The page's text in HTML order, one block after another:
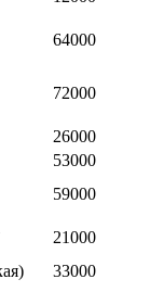
64000
72000
26000
53000
59000
21000
33000